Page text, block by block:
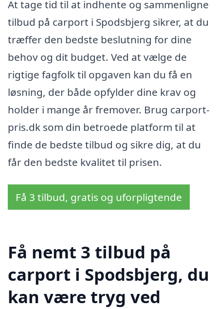
At tage tid til at indhente og sammenligne
tilbud på carport i Spodsbjerg sikrer, at du
træffer den bedste beslutning for dine
behov og dit budget. Ved at vælge de
rigtige fagfolk til opgaven kan du få en
løsning, der både opfylder dine krav og
holder i mange år fremover. Brug carport-
pris.dk som din betroede platform til at
finde de bedste tilbud og sikre dig, at du
får den bedste kvalitet til prisen.
Få 3 tilbud, gratis og uforpligtende
Få nemt 3 tilbud på
carport i Spodsbjerg, du
kan være tryg ved